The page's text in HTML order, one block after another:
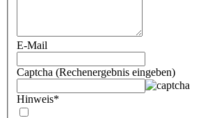
E-Mail
Captcha (Rechenergebnis eingeben)
Hinweis*